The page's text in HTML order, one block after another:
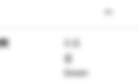
是
Green